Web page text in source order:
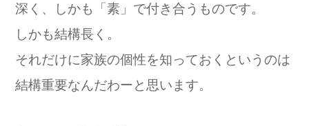
深く、しかも「素」で付き合うものです。
しかも結構長く。
それだけに家族の個性を知っておくというのは
結構重要なんだわーと思います。